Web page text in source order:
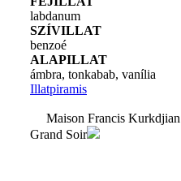
labdanum
SZÍVILLAT
benzoé
ALAPILLAT
ámbra, tonkabab, vanília
Illatpiramis
Maison Francis Kurkdjian
Grand Soir